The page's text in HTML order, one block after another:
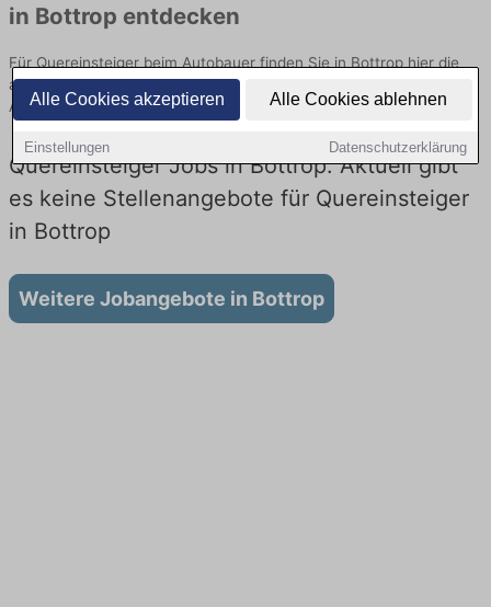
Alle Cookies akzeptieren Alle Cookies ablehnen
Einstellungen Datenschutzerklärung
in Bottrop entdecken
Für Quereinsteiger beim Autobauer finden Sie in Bottrop hier die
aktuellsten Angebote. Entdecken Sie freie Optionen von Top-
Arbeitgebern und bewerben Sie sich noch heute.
Quereinsteiger Jobs in Bottrop: Aktuell gibt
es keine Stellenangebote für Quereinsteiger
in Bottrop
Weitere Jobangebote in Bottrop